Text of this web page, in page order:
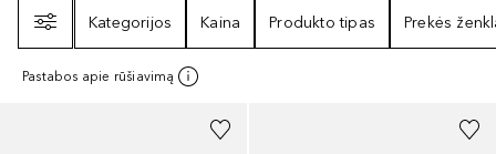
Kategorijos
Kaina Produkto tipas Prekės
Pastabos apie rūšiavimą